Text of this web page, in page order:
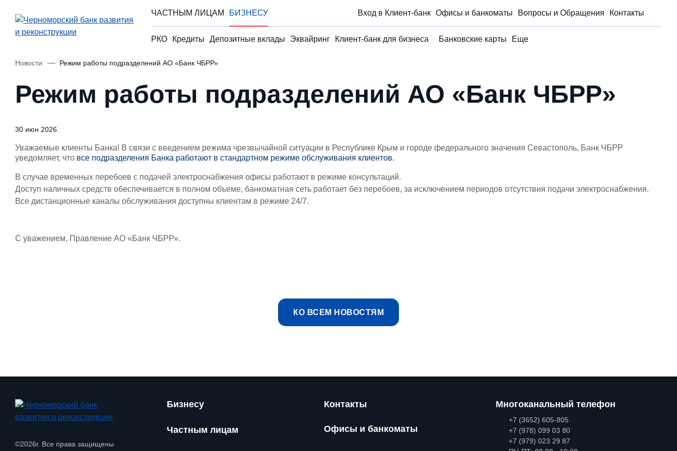
ЧАСТНЫМ ЛИЦАМ БИЗНЕСУ Вход в Клиент-банк Офисы и банкоматы Вопросы и Обращения Контакты
РКО Кредиты Депозитные вклады Эквайринг Клиент-банк для бизнеса Банковские карты Еще
Новости Режим работы подразделений АО «Банк ЧБРР»
Режим работы подразделений АО «Банк ЧБРР»
30 июн 2026.
Уважаемые клиенты Банка! В связи с введением режима чрезвычайной ситуации в Республике Крым и городе федерального значения Севастополь, Банк ЧБРР
уведомляет, что все подразделения Банка работают в стандартном режиме обслуживания клиентов.
В случае временных перебоев с подачей электроснабжения офисы работают в режиме консультаций.
Доступ наличных средств обеспечивается в полном объеме, банкоматная сеть работает без перебоев, за исключением периодов отсутствия подачи электроснабжения.
Все дистанционные каналы обслуживания доступны клиентам в режиме 24/7.
С уважением, Правление АО «Банк ЧБРР».
КО ВСЕМ НОВОСТЯМ
©2026г. Все права защищены
Бизнесу
Частным лицам
Контакты
Офисы и банкоматы
Многоканальный телефон
+7 (3652) 605-805
+7 (978) 099 03 80
+7 (979) 023 29 87